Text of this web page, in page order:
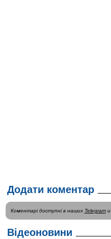
Додати коментар
Коментарі доступні в наших Telegramи
Відеоновини